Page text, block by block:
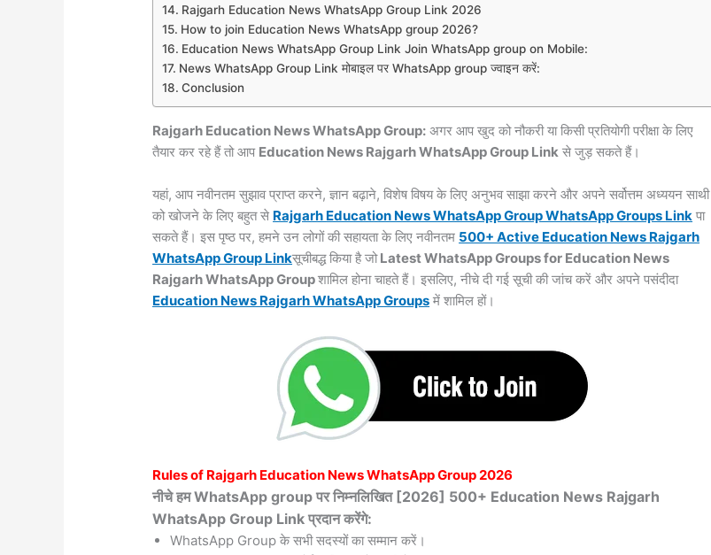
Rajgarh Education News WhatsApp Group Link 2026
How to join Education News WhatsApp group 2026?
Education News WhatsApp Group Link Join WhatsApp group on Mobile:
News WhatsApp Group Link मोबाइल पर WhatsApp group ज्वाइन करें:
Conclusion
Rajgarh Education News WhatsApp Group: अगर आप खुद को नौकरी या किसी प्रतियोगी परीक्षा के लिए
तैयार कर रहे हैं तो आप Education News Rajgarh WhatsApp Group Link से जुड़ सकते हैं।
यहां, आप नवीनतम सुझाव प्राप्त करने, ज्ञान बढ़ाने, विशेष विषय के लिए अनुभव साझा करने और अपने सर्वोत्तम अध्ययन साथी
को खोजने के लिए बहुत से Rajgarh Education News WhatsApp Group WhatsApp Groups Link पा
सकते हैं। इस पृष्ठ पर, हमने उन लोगों की सहायता के लिए नवीनतम 500+ Active Education News Rajgarh
WhatsApp Group Linkसूचीबद्ध किया है जोLatest WhatsApp Groups for Education News
Rajgarh WhatsApp Groupशामिल होना चाहते हैं। इसलिए, नीचे दी गई सूची की जांच करें और अपने पसंदीदा
Education News Rajgarh WhatsAppGroups में शामिल हों।
Rules of Rajgarh Education News WhatsApp Group 2026
नीचे हम WhatsApp group पर निम्नलिखित [2026] 500+ Education News Rajgarh
WhatsApp Group Link प्रदान करेंगे:
WhatsApp Group के सभी सदस्यों का सम्मान करें।